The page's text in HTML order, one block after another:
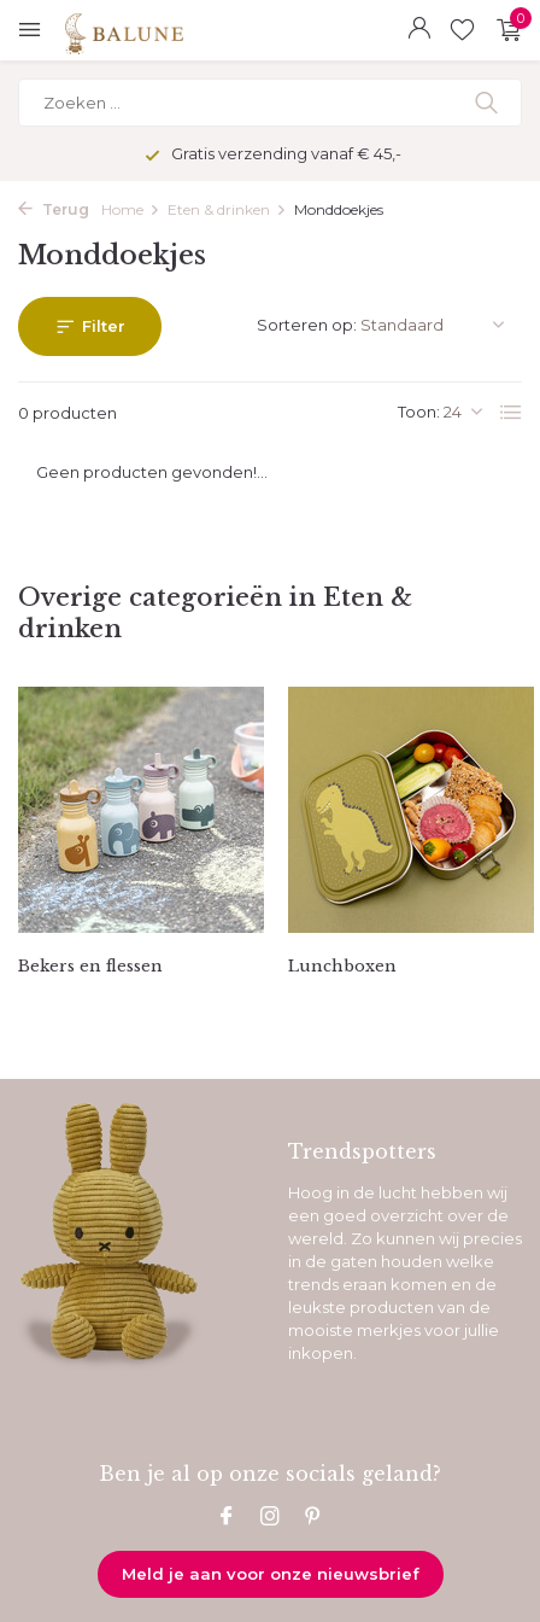
0
Gratis verzending vanaf € 45,-
Terug Home Eten & drinken Monddoekjes
Monddoekjes
Filter
0 producten Toon:
Sorteren op:
Geen producten gevonden!...
Overige categorieën in Eten &
drinken
Bekers en flessen Lunchboxen
Trendspotters
Hoog in de lucht hebben wij
een goed overzicht over de
wereld. Zo kunnen wij precies
in de gaten houden welke
trends eraan komen en de
leukste producten van de
mooiste merkjes voor jullie
inkopen.
Ben je al op onze socials geland?
Meld je aan voor onze nieuwsbrief